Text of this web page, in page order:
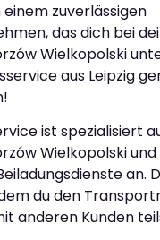
zuverlässigen
das dich bei
Wielkopolski
aus Leipzig
ist spezialisiert
Wielkopolski
an.
du den
anderen Kunden